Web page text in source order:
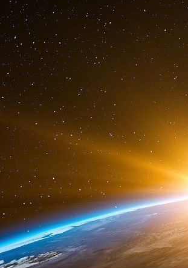
d’investisseurs
durée. Dans ce contexte, il
tende à s’imposer.
titre documents joints
Racket Américain et
General Electric
( PDF – 3.9 Mio
Le 19 décembre 2014,
activités de sa branche
Notes
[ 1] La chute de Gemplus
[2]L’ex Président François Mitterrand
ne le sait pas, mais nous sommes en
guerre économique, une guerre sans
Oui, ils sont très durs les américains, ils